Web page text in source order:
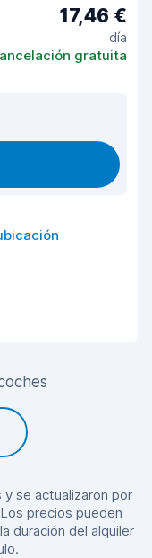
17,46 €
día
gratuita
se actualizaron por
precios pueden
duración del alquiler